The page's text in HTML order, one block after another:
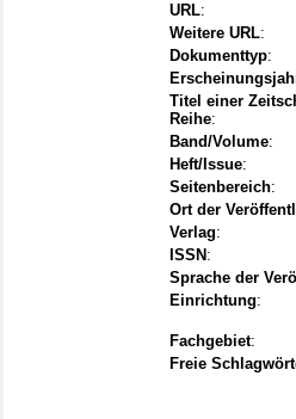
URL:
Weitere URL:
Dokumenttyp:
Titel einer
Reihe:
Band/Volume:
Heft/Issue:
Seitenbereich:
Ort der
Verlag:
ISSN :
Sprache der
Einrichtung:
Fachgebiet:
Freie